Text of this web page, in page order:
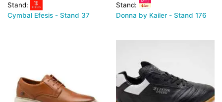
Stand:
Cymbal Efesis - Stand 37
Stand:
Donna by Kailer - Stand 176